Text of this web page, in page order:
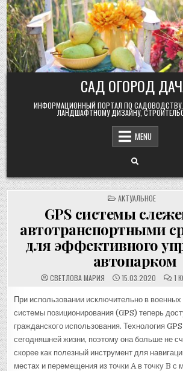
Skip
to
content
САД ОГОРОД
ИНФОРМАЦИОННЫЙ ПОРТАЛ ПО
ЛАНДШАФТНОМУ ДИЗАЙНУ,
MENU
POSTED
IN
АКТУАЛЬНОЕ
GPS системы
автотранспортными
для эффективного
автопарком
СВЕТЛОВА МАРИЯ 15.03.2020 1
При использовании исключительно в
системы позиционирования (GPS) теперь
гражданского использования. Технология
сегодняшней жизни, поэтому она больше не
скорее как полезный инструмент для
местах и ​​перемещения из точки A в точку B с